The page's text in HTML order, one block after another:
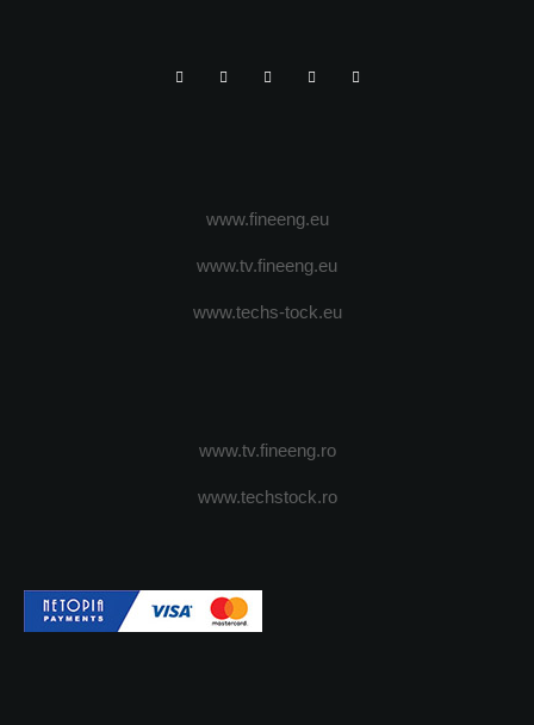
www.fineeng.eu
www.tv.fineeng.eu
www.techs-tock.eu
www.tv.fineeng.ro
www.techstock.ro